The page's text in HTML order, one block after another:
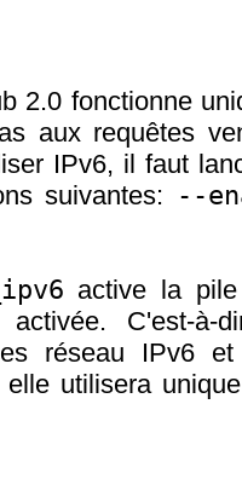
2.0 fonctionne
aux requêtes
IPv6, il faut
suivantes: --
active la
C'est-à-
réseau IPv6
utilisera